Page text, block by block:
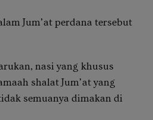
Jum’at perdana tersebut
nasi yang khusus
shalat Jum’at yang
semuanya dimakan di